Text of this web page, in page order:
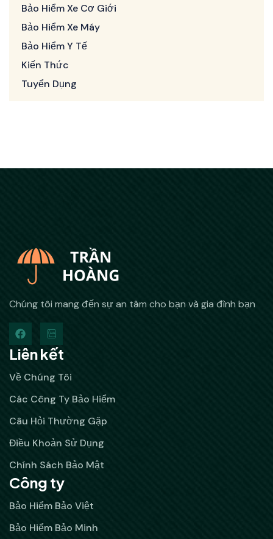
Bảo Hiểm Xe Cơ Giới
Bảo Hiểm Xe Máy
Bảo Hiểm Y Tế
Kiến Thức
Tuyển Dụng
Chúng tôi mang đến sự an tâm cho bạn và gia đình bạn
Liên kết
Về Chúng Tôi
Các Công Ty Bảo Hiểm
Câu Hỏi Thường Gặp
Điều Khoản Sử Dụng
Chính Sách Bảo Mật
Công ty
Bảo Hiểm Bảo Việt
Bảo Hiểm Bảo Minh